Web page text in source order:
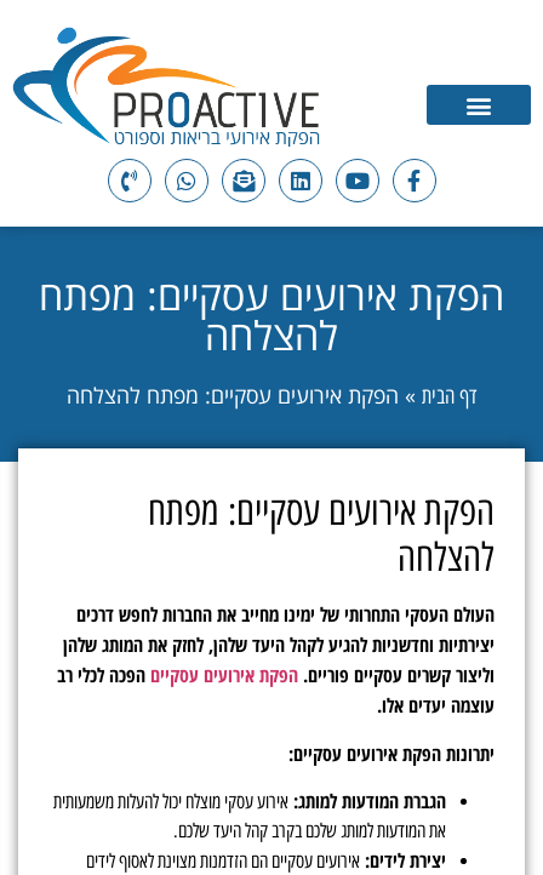
הפקת אירועים עסקיים: מפתח
להצלחה
דף הבית » הפקת אירועים עסקיים: מפתח להצלחה
הפקת אירועים עסקיים: מפתח
להצלחה
העולם העסקי התחרותי של ימינו מחייב את החברות לחפש דרכים
יצירתיות וחדשניות להגיע לקהל היעד שלהן, לחזק את המותג שלהן
וליצור קשרים עסקיים פוריים. הפקת אירועים עסקיים הפכה לכלי רב
עוצמה יעדים אלו.
יתרונות הפקת אירועים עסקיים:
הגברת המודעות למותג: אירוע עסקי מוצלח יכול להעלות משמעותית
את המודעות למותג שלכם בקרב קהל היעד שלכם.
יצירת לידים: אירועים עסקיים הם הזדמנות מצוינת לאסוף לידים